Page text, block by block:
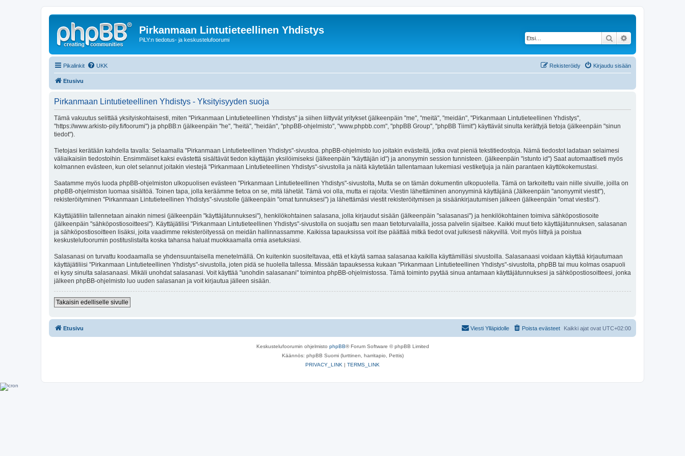
Pirkanmaan Lintutieteellinen Yhdistys
PiLY:n tiedotus- ja keskustelufoorumi Etsi
Pikalinkit UKK Kirjaudu sisään
Rekisteröidy
Etusivu
Pirkanmaan Lintutieteellinen Yhdistys - Yksityisyyden suoja
Tämä vakuutus selittää yksityiskohtaisesti, miten "Pirkanmaan Lintutieteellinen Yhdistys" ja siihen liittyvät yritykset (jälkeenpäin "me", "meitä", "meidän", "Pirkanmaan Lintutieteellinen Yhdistys",
"https://www.arkisto-pily.fi/foorumi") ja phpBB:n (jälkeenpäin "he", "heitä", "heidän", "phpBB-ohjelmisto", "www.phpbb.com", "phpBB Group", "phpBB Tiimit") käyttävät sinulta kerättyjä tietoja (jälkeenpäin "sinun
tiedot").
Tietojasi kerätään kahdella tavalla: Selaamalla "Pirkanmaan Lintutieteellinen Yhdistys"-sivustoa. phpBB-ohjelmisto luo joitakin evästeitä, jotka ovat pieniä tekstitiedostoja. Nämä tiedostot ladataan selaimesi
väliaikaisiin tiedostoihin. Ensimmäiset kaksi evästettä sisältävät tiedon käyttäjän yksilöimiseksi (jälkeenpäin "käyttäjän id") ja anonyymin session tunnisteen. (jälkeenpäin "istunto id") Saat automaattiseti myös
kolmannen evästeen, kun olet selannut joitakin viestejä "Pirkanmaan Lintutieteellinen Yhdistys"-sivustolla ja näitä käytetään tallentamaan lukemiasi vestiketjuja ja näin parantaen käyttökokemustasi.
Saatamme myös luoda phpBB-ohjelmiston ulkopuolisen evästeen "Pirkanmaan Lintutieteellinen Yhdistys"-sivustolta, Mutta se on tämän dokumentin ulkopuolella. Tämä on tarkoitettu vain niille sivuille, joilla on
phpBB-ohjelmiston luomaa sisältöä. Toinen tapa, jolla keräämme tietoa on se, mitä lähetät. Tämä voi olla, mutta ei rajoita: Viestin lähettäminen anonyyminä käyttäjänä (Jälkeenpäin "anonyymit viestit"),
rekisteröityminen "Pirkanmaan Lintutieteellinen Yhdistys"-sivustolle (jälkeenpäin "omat tunnuksesi") ja lähettämäsi viestit rekisteröitymisen ja sisäänkirjautumisen jälkeen (jälkeenpäin "omat viestisi").
Käyttäjätiliin tallennetaan ainakin nimesi (jälkeenpäin "käyttäjätunnuksesi"), henkilökohtainen salasana, jolla kirjaudut sisään (jälkeenpäin "salasanasi") ja henkilökohtainen toimiva sähköpostiosoite
(jälkeenpäin "sähköpostiosoitteesi"). Käyttäjätilisi "Pirkanmaan Lintutieteellinen Yhdistys"-sivustolla on suojattu sen maan tietoturvalailla, jossa palvelin sijaitsee. Kaikki muut tieto käyttäjätunnuksen, salasanan
ja sähköpostiosoitteen lisäksi, joita vaadimme rekisteröityessä on meidän hallinnassamme. Kaikissa tapauksissa voit itse päättää mitkä tiedot ovat julkisesti näkyvillä. Voit myös liittyä ja poistua
keskustelufoorumin postituslistalta koska tahansa haluat muokkaamalla omia asetuksiasi.
Salasanasi on turvattu koodaamalla se yhdensuuntaisella menetelmällä. On kuitenkin suositeltavaa, että et käytä samaa salasanaa kaikilla käyttämilläsi sivustoilla. Salasanaasi voidaan käyttää kirjautumaan
käyttäjätiliisi "Pirkanmaan Lintutieteellinen Yhdistys"-sivustolla, joten pidä se huolella tallessa. Missään tapauksessa kukaan "Pirkanmaan Lintutieteellinen Yhdistys"-sivustolta, phpBB tai muu kolmas osapuoli
ei kysy sinulta salasanaasi. Mikäli unohdat salasanasi. Voit käyttää "unohdin salasanani" toimintoa phpBB-ohjelmistossa. Tämä toiminto pyytää sinua antamaan käyttäjätunnuksesi ja sähköpostiosoitteesi, jonka
jälkeen phpBB-ohjelmisto luo uuden salasanan ja voit kirjautua jälleen sisään.
Takaisin edelliselle sivulle
Etusivu Kaikki ajat ovat UTC+02:00
Poista evästeet
Viesti Ylläpidolle
Keskustelufoorumin ohjelmisto phpBB® Forum Software © phpBB Limited
Käännös: phpBB Suomi (lurttinen, harritapio, Pettis)
PRIVACY_LINK | TERMS_LINK